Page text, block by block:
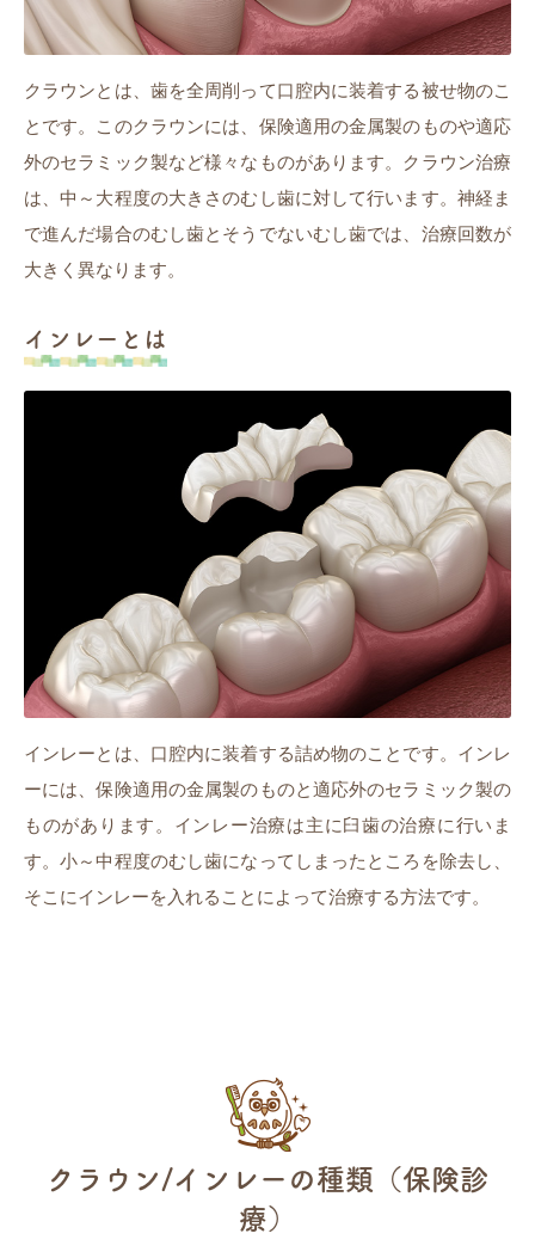
クラウンとは、歯を全周削って口腔内に装着する被せ物のこ
とです。このクラウンには、保険適用の金属製のものや適応
外のセラミック製など様々なものがあります。クラウン治療
は、中～大程度の大きさのむし歯に対して行います。神経ま
で進んだ場合のむし歯とそうでないむし歯では、治療回数が
大きく異なります。
インレーとは
インレーとは、口腔内に装着する詰め物のことです。インレ
ーには、保険適用の金属製のものと適応外のセラミック製の
ものがあります。インレー治療は主に臼歯の治療に行いま
す。小～中程度のむし歯になってしまったところを除去し、
そこにインレーを入れることによって治療する方法です。
クラウン/インレーの種類（保険診
療）